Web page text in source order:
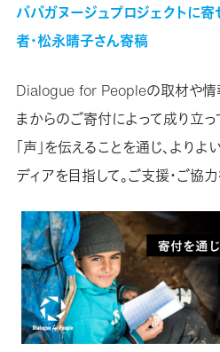
ババガヌージュプロジェクトに
者・松永晴子さん寄稿
Dialogue for Peopleの取材や情
まからのご寄付によって成り立
「声」を伝えることを通じ、より
ディアを目指して。ご支援・ご協